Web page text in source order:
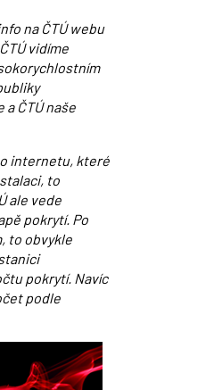
na ČTÚ webu
vidíme
ČTÚ naše
internetu, které
to
ale vede
pokrytí. Po
to obvykle
pokrytí. Navíc
podle